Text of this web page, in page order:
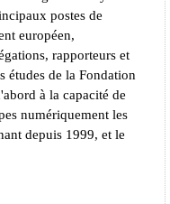
postes de
européen,
rapporteurs et
études de la Fondation
à la capacité de
numériquement les
depuis 1999, et le